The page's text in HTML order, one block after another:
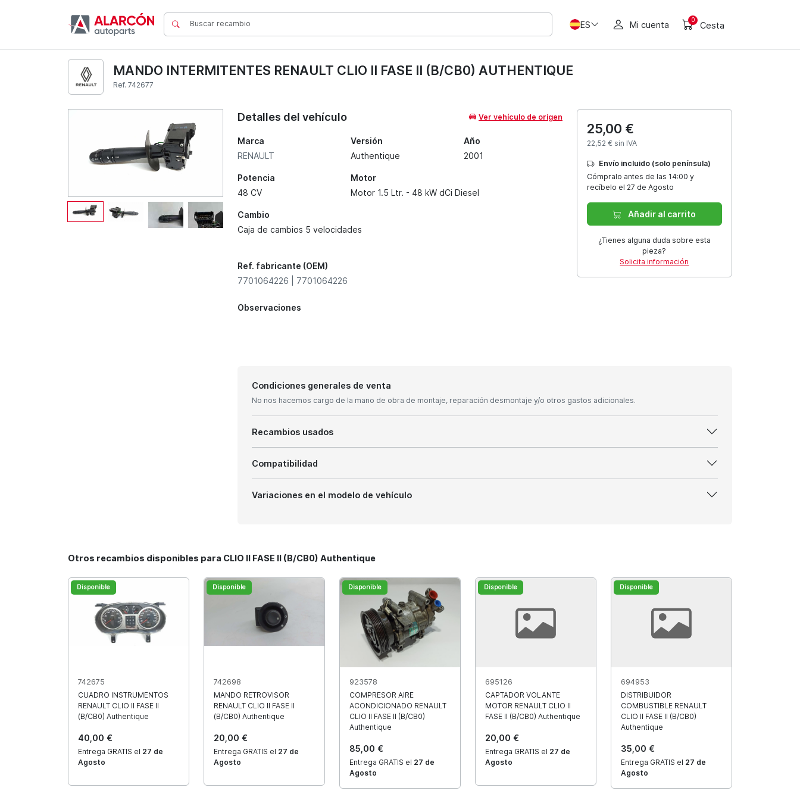
ES Mi cuenta 0
Cesta
MANDO INTERMITENTES RENAULT CLIO II FASE II (B/CB0) AUTHENTIQUE
Ref. 742677
Detalles del vehículo Ver vehículo de origen
Marca
RENAULT
Versión
Authentique
Año
2001
Potencia
48 CV
Motor
Motor 1.5 Ltr. - 48 kW dCi Diesel
Cambio
Caja de cambios 5 velocidades
Ref. fabricante (OEM)
7701064226 | 7701064226
Observaciones
25,00 €
22,52 € sin IVA
Envío incluido (solo península)
Cómpralo antes de las 14:00 y
recíbelo el 27 de Agosto
Añadir al carrito
¿Tienes alguna duda sobre esta
pieza?
Solicita información
Condiciones generales de venta
No nos hacemos cargo de la mano de obra de montaje, reparación desmontaje y/o otros gastos adicionales.
Recambios usados
Compatibilidad
Variaciones en el modelo de vehículo
Otros recambios disponibles para CLIO II FASE II (B/CB0) Authentique
Disponible
742675
CUADRO INSTRUMENTOS
RENAULT CLIO II FASE II
(B/CB0) Authentique
40,00 €
Entrega GRATIS el 27 de
Agosto
Disponible
742698
MANDO RETROVISOR
RENAULT CLIO II FASE II
(B/CB0) Authentique
20,00 €
Entrega GRATIS el 27 de
Agosto
Disponible
923578
COMPRESOR AIRE
ACONDICIONADO RENAULT
CLIO II FASE II (B/CB0)
Authentique
85,00 €
Entrega GRATIS el 27 de
Agosto
Disponible
695126
CAPTADOR VOLANTE
MOTOR RENAULT CLIO II
FASE II (B/CB0) Authentique
20,00 €
Entrega GRATIS el 27 de
Agosto
Disponible
694953
DISTRIBUIDOR
COMBUSTIBLE RENAULT
CLIO II FASE II (B/CB0)
Authentique
35,00 €
Entrega GRATIS el 27 de
Agosto